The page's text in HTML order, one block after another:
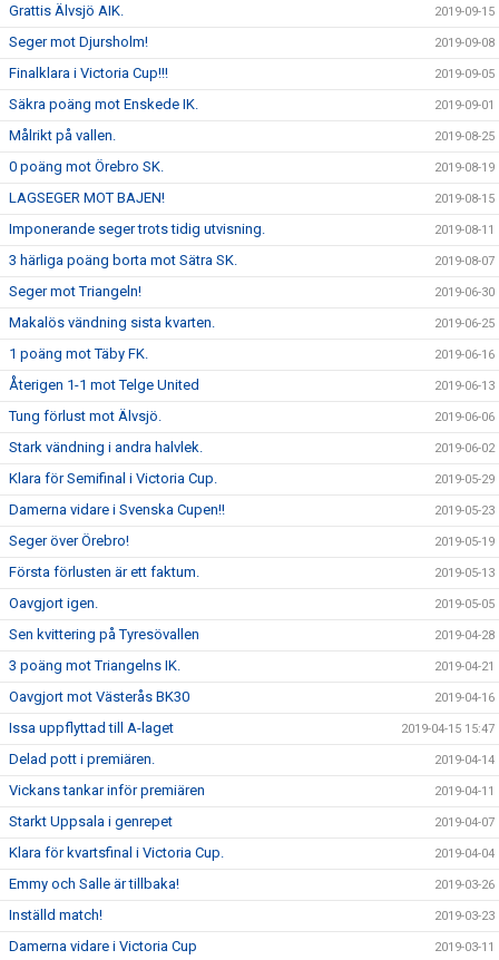
Grattis Älvsjö AIK. 2019-09-15
Seger mot Djursholm! 2019-09-08
Finalklara i Victoria Cup!!! 2019-09-05
Säkra poäng mot Enskede IK. 2019-09-01
Målrikt på vallen. 2019-08-25
0 poäng mot Örebro SK. 2019-08-19
LAGSEGER MOT BAJEN! 2019-08-15
Imponerande seger trots tidig utvisning. 2019-08-11
3 härliga poäng borta mot Sätra SK. 2019-08-07
Seger mot Triangeln! 2019-06-30
Makalös vändning sista kvarten. 2019-06-25
1 poäng mot Täby FK. 2019-06-16
Återigen 1-1 mot Telge United 2019-06-13
Tung förlust mot Älvsjö. 2019-06-06
Stark vändning i andra halvlek. 2019-06-02
Klara för Semifinal i Victoria Cup. 2019-05-29
Damerna vidare i Svenska Cupen!! 2019-05-23
Seger över Örebro! 2019-05-19
Första förlusten är ett faktum. 2019-05-13
Oavgjort igen. 2019-05-05
Sen kvittering på Tyresövallen 2019-04-28
3 poäng mot Triangelns IK. 2019-04-21
Oavgjort mot Västerås BK30 2019-04-16
Issa uppflyttad till A-laget 2019-04-15 15:47
Delad pott i premiären. 2019-04-14
Vickans tankar inför premiären 2019-04-11
Starkt Uppsala i genrepet 2019-04-07
Klara för kvartsfinal i Victoria Cup. 2019-04-04
Emmy och Salle är tillbaka! 2019-03-26
Inställd match! 2019-03-23
Damerna vidare i Victoria Cup 2019-03-11